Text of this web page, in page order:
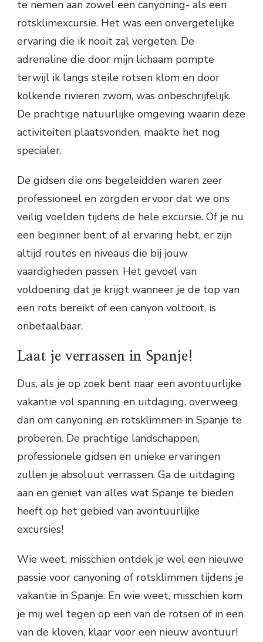
te nemen aan zowel een canyoning- als een
rotsklimexcursie. Het was een onvergetelijke
ervaring die ik nooit zal vergeten. De
adrenaline die door mijn lichaam pompte
terwijl ik langs steile rotsen klom en door
kolkende rivieren zwom, was onbeschrijfelijk.
De prachtige natuurlijke omgeving waarin deze
activiteiten plaatsvonden, maakte het nog
specialer.
De gidsen die ons begeleidden waren zeer
professioneel en zorgden ervoor dat we ons
veilig voelden tijdens de hele excursie. Of je nu
een beginner bent of al ervaring hebt, er zijn
altijd routes en niveaus die bij jouw
vaardigheden passen. Het gevoel van
voldoening dat je krijgt wanneer je de top van
een rots bereikt of een canyon voltooit, is
onbetaalbaar.
Laat je verrassen in Spanje!
Dus, als je op zoek bent naar een avontuurlijke
vakantie vol spanning en uitdaging, overweeg
dan om canyoning en rotsklimmen in Spanje te
proberen. De prachtige landschappen,
professionele gidsen en unieke ervaringen
zullen je absoluut verrassen. Ga de uitdaging
aan en geniet van alles wat Spanje te bieden
heeft op het gebied van avontuurlijke
excursies!
Wie weet, misschien ontdek je wel een nieuwe
passie voor canyoning of rotsklimmen tijdens je
vakantie in Spanje. En wie weet, misschien kom
je mij wel tegen op een van de rotsen of in een
van de kloven, klaar voor een nieuw avontuur!